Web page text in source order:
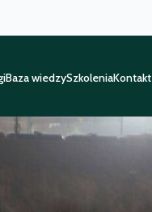
Baza wiedzySzkoleniaKontakt